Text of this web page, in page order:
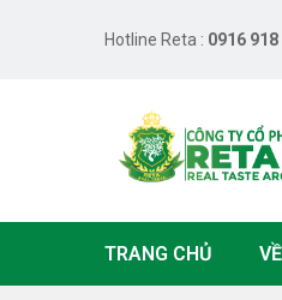
Hotline Reta : 0916 918
TRANG CHỦ